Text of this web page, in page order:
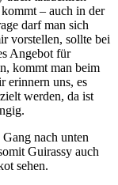
– auch in der
darf man sich
vorstellen, sollte bei
Angebot für
kommt man beim
erinnern uns, es
werden, da ist
nach unten
Guirassy auch
sehen.